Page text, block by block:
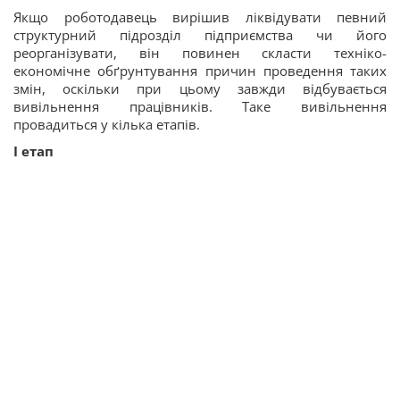
Якщо роботодавець вирішив ліквідувати певний
структурний підрозділ підприємства чи його
реорганізувати, він повинен скласти техніко-
економічне обґрунтування причин проведення таких
змін, оскільки при цьому завжди відбувається
вивільнення працівників. Таке вивільнення
провадиться у кілька етапів.
І етап